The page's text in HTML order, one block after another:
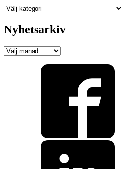
Programnyheter
Nyhetsarkiv
Nyhetsarkiv